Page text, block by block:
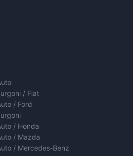
/ Fiat
/ Ford
/ Honda
/ Mazda
/ Mercedes-Benz